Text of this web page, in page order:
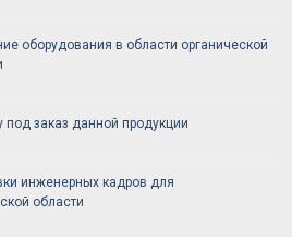
оборудования в области органической
заказ данной продукции
инженерных кадров для
области